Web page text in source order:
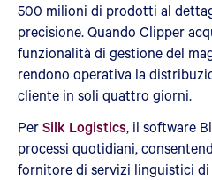
500 milioni di prodotti al
precisione. Quando Clipper
funzionalità di gestione del
rendono operativa la
cliente in soli quattro giorni.
PerSilk Logistics, il software
processi quotidiani,
fornitore di servizi linguistici